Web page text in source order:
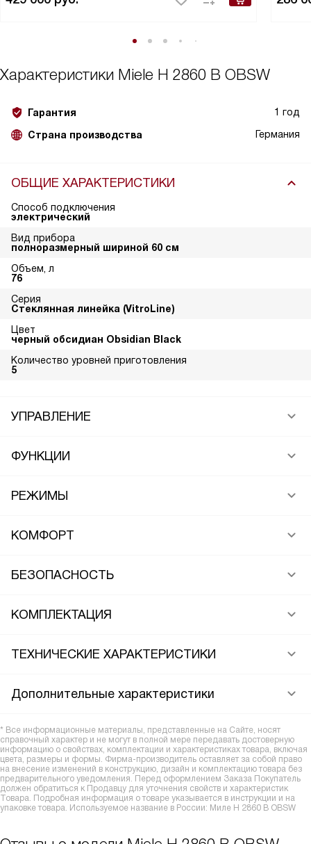
Характеристики Miele H 2860 B OBSW
Гарантия 1 год
Страна производства Германия
ОБЩИЕ ХАРАКТЕРИСТИКИ
Способ подключения
электрический
Вид прибора
полноразмерный шириной 60 см
Объем, л
76
Серия
Стеклянная линейка (VitroLine)
Цвет
черный обсидиан Obsidian Black
Количество уровней приготовления
5
УПРАВЛЕНИЕ
ФУНКЦИИ
РЕЖИМЫ
КОМФОРТ
БЕЗОПАСНОСТЬ
КОМПЛЕКТАЦИЯ
ТЕХНИЧЕСКИЕ ХАРАКТЕРИСТИКИ
Дополнительные характеристики
* Все информационные материалы, представленные на Сайте, носят
справочный характер и не могут в полной мере передавать достоверную
информацию о свойствах, комплектации и характеристиках товара, включая
цвета, размеры и формы. Фирма-производитель оставляет за собой право
на внесение изменений в конструкцию, дизайн и комплектацию товара без
предварительного уведомления. Перед оформлением Заказа Покупатель
должен обратиться к Продавцу для уточнения свойств и характеристик
Товара. Подробная информация о товаре указывается в инструкции и на
упаковке товара. Используемое название в России: Миле H 2860 B OBSW